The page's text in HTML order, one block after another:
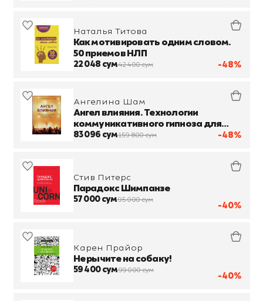
-48%
Наталья Титова
Как мотивировать одним словом.
50 приемов НЛП
22 048 сум42 400 сум
-48%
Ангелина Шам
Ангел влияния. Технологии
коммуникативного гипноза для
убеждения и мотивации людей
83 096 сум159 800 сум
-40%
Стив Питерс
Парадокс Шимпанзе
57 000 сум95 000 сум
-40%
Карен Прайор
Не рычите на собаку!
59 400 сум99 000 сум